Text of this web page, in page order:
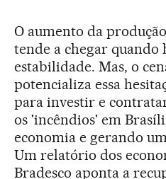
O aumento da
tende a chegar
estabilidade. Mas, o
potencializa essa
para investir e
os 'incêndios' em
economia e gerando
Um relatório dos
Bradesco aponta a